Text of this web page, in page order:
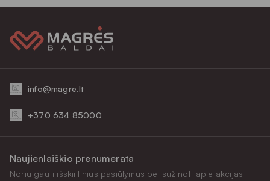
info@magre.lt
+370 634 85000
Naujienlaiškio prenumerata
Noriu gauti išskirtinius pasiūlymus bei sužinoti apie akcijas